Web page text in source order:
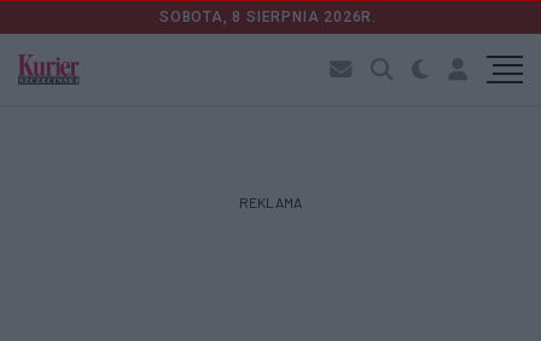
SOBOTA, 8 SIERPNIA 2026R.
REKLAMA